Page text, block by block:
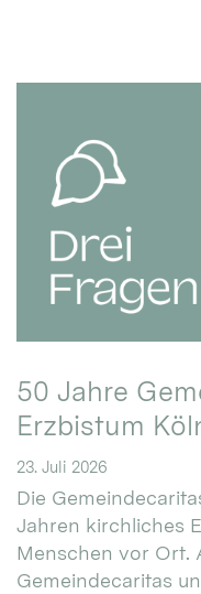
50 Jahre
Erzbistum
23. Juli 2026
Die
Jahren kirchliches
Menschen vor Ort.
Gemeindecaritas